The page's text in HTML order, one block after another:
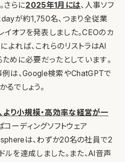
さらに2025年1月には、人事ソフ
が約1,750名、つまり全従業
オフを発表しました。CEOのカ
よれば、これらのリストラはAI
めに必要だったとしています。
は、Google検索やChatGPTで
でしょう。
より小規模・高効率な経営が一
コーディングソフトウェア
は、わずか20名の社員で2
を達成しました。また、AI音声